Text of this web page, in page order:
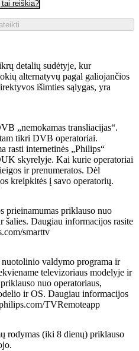
tai reiškia?
detalių sudėtyje, kur
alternatyvų pagal galiojančios
išimties sąlygas, yra
„nemokamas transliacijas“.
tikri DVB operatoriai.
rasti internetinės „Philips“
skyrelyje. Kai kurie operatoriai
ir prenumeratos. Dėl
kreipkitės į savo operatorių.
prieinamumas priklauso nuo
šalies. Daugiau informacijos rasite
smarttv
nuotolinio valdymo programa ir
televizoriaus modelyje ir
nuo operatoriaus,
ir OS. Daugiau informacijos
TVRemoteapp
rodymas (iki 8 dienų) priklauso